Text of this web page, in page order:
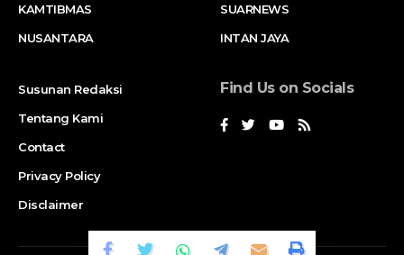
KAMTIBMAS
NUSANTARA
SUARNEWS
INTAN JAYA
Susunan Redaksi
Tentang Kami
Contact
Privacy Policy
Disclaimer
Find Us on Socials